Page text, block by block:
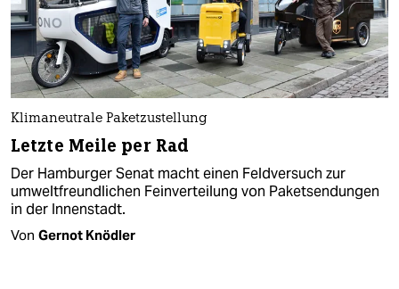
Klimaneutrale Paketzustellung
Letzte Meile per Rad
Der Hamburger Senat macht einen Feldversuch zur
umweltfreundlichen Feinverteilung von Paketsendungen
in der Innenstadt.
Von Gernot Knödler